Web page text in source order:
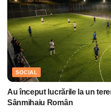
SOCIAL
Au început lucrările la un
Sânmihaiu Român